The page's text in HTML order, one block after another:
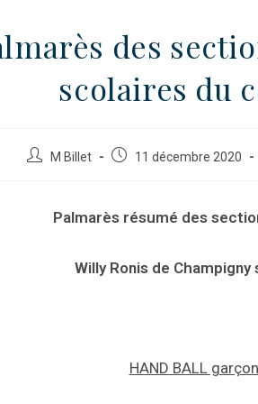
des
scolaires du
M Billet 11 décembre 2020
Palmarès résumé des
Willy Ronis de Champigny
HAND BALL